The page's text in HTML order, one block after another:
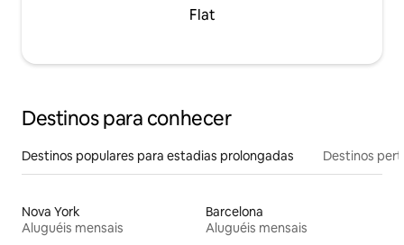
Flat
Destinos para conhecer
Destinos populares para estadias prolongadas Destinos
Nova York
Aluguéis mensais
Barcelona
Aluguéis mensais